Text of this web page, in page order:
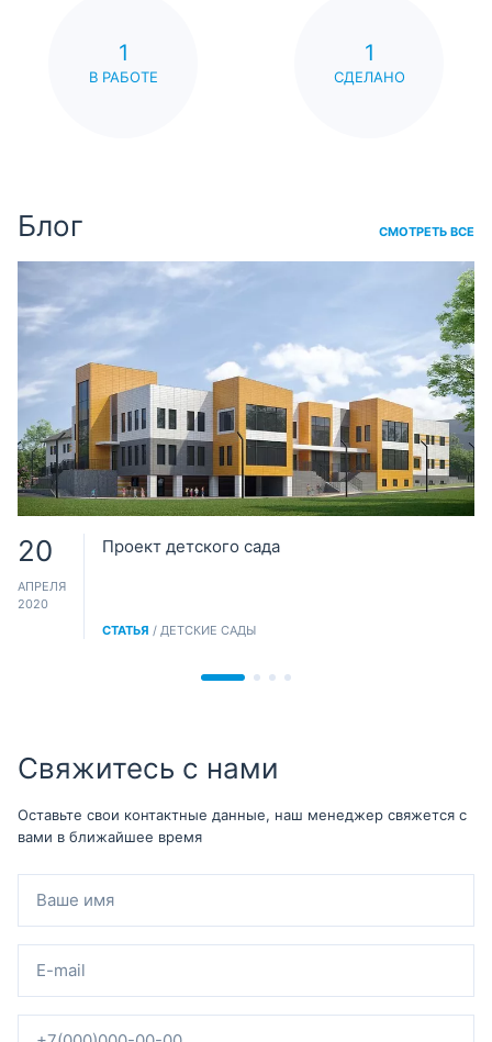
1
В РАБОТЕ
1
СДЕЛАНО
Блог СМОТРЕТЬ ВСЕ
20
АПРЕЛЯ
2020
Проект детского сада
СТАТЬЯ / ДЕТСКИЕ САДЫ
Свяжитесь с нами
Оставьте свои контактные данные, наш менеджер свяжется с
вами в ближайшее время